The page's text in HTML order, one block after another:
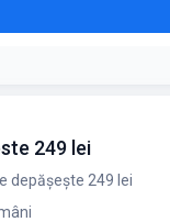
249 lei
depășește 249 lei